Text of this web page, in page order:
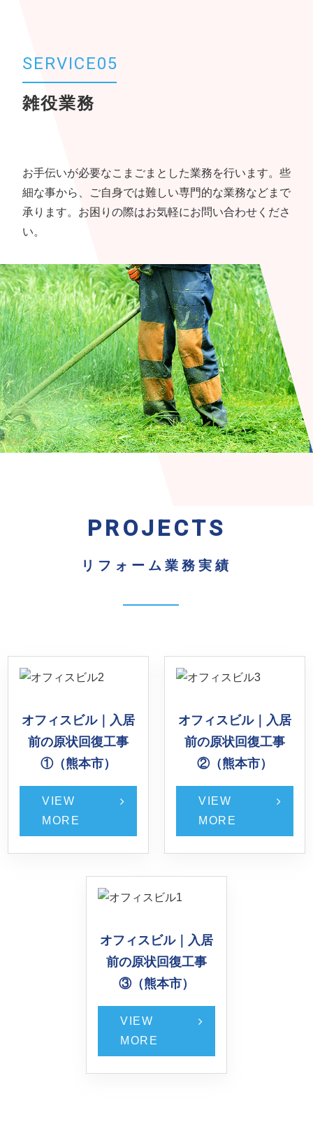
SERVICE05
雑役業務
お手伝いが必要なこまごまとした業務を行います。些
細な事から、ご自身では難しい専門的な業務などまで
承ります。お困りの際はお気軽にお問い合わせくださ
い。
PROJECTS
リフォーム業務実績
オフィスビル｜入居
前の原状回復工事
①（熊本市）
VIEW
MORE
オフィスビル｜入居
前の原状回復工事
②（熊本市）
VIEW
MORE
オフィスビル｜入居
前の原状回復工事
③（熊本市）
VIEW
MORE